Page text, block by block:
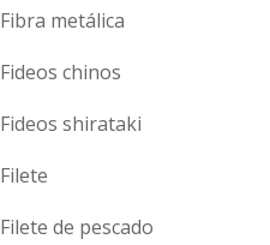
Fibra metálica
Fideos chinos
Fideos shirataki
Filete
Filete de pescado